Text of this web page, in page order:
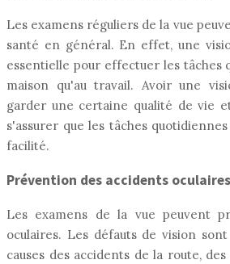
Les examens réguliers de la vue
santé en général. En effet, une
essentielle pour effectuer les tâches
maison qu'au travail. Avoir une
garder une certaine qualité de vie
s'assurer que les tâches
facilité.
Prévention des accidents oculaires
Les examens de la vue peuvent
oculaires. Les défauts de vision
causes des accidents de la route,